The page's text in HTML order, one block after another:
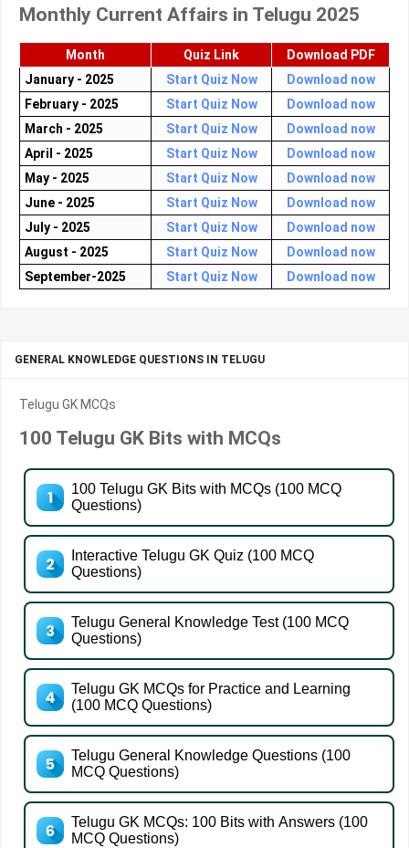
Monthly Current Affairs in Telugu 2025
Month Quiz Link
Download PDF
January - 2025
Start Quiz Now
Download now
February - 2025
Start Quiz Now
Download now
March - 2025
Start Quiz Now
Download now
April - 2025
Start Quiz Now
Download now
May - 2025
Start Quiz Now
Download now
June - 2025
Start Quiz Now
Download now
July - 2025
Start Quiz Now
Download now
August - 2025
Start Quiz Now
Download now
September-2025
Start Quiz Now Download now
GENERAL KNOWLEDGE QUESTIONS IN TELUGU
Telugu GK MCQs
100 Telugu GK Bits with MCQs
100 Telugu GK Bits with MCQs (100 MCQ
Questions)
Interactive Telugu GK Quiz (100 MCQ
Questions)
Telugu General Knowledge Test (100 MCQ
Questions)
Telugu GK MCQs for Practice and Learning
(100 MCQ Questions)
Telugu General Knowledge Questions (100
MCQ Questions)
Telugu GK MCQs: 100 Bits with Answers (100
MCQ Questions)